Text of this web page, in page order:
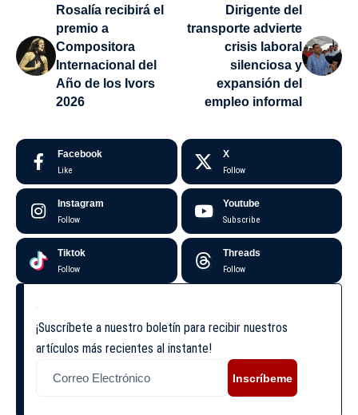
Rosalía recibirá el
premio a
Compositora
Internacional del
Año de los Ivors
2026
Dirigente del
transporte advierte
crisis laboral
silenciosa y
expansión del
empleo informal
Facebook
Like
X
Follow
Instagram
Follow
Youtube
Subscribe
Tiktok
Follow
Threads
Follow
¡Suscríbete a nuestro boletín para recibir nuestros
artículos más recientes al instante!
Inscríbeme